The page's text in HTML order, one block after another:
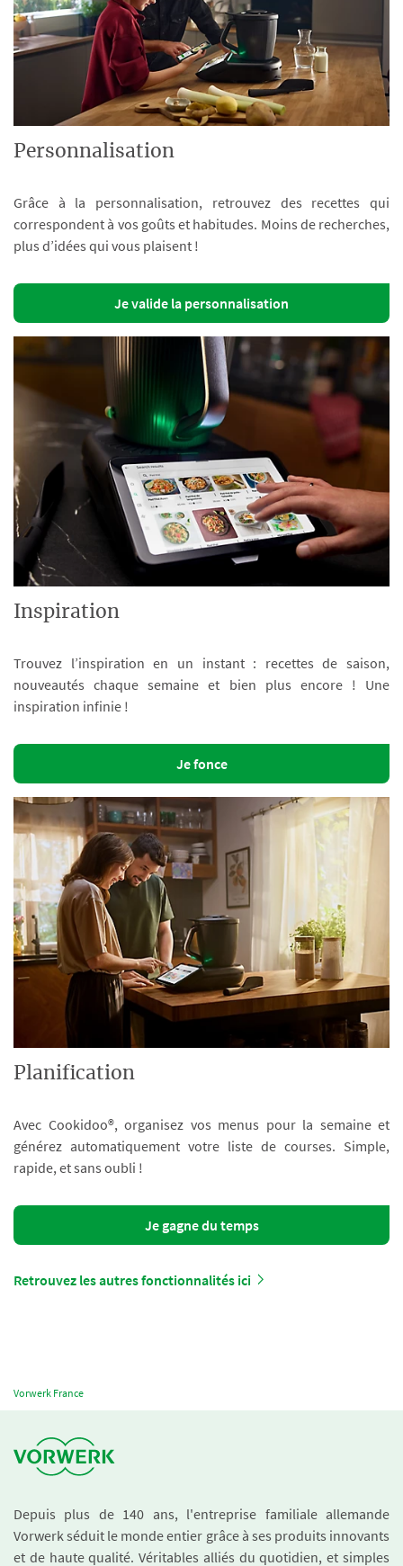
Personnalisation
Grâce à la personnalisation, retrouvez des recettes qui
correspondent à vos goûts et habitudes. Moins de recherches,
plus d’idées qui vous plaisent !
Je valide la personnalisation
Inspiration
Trouvez l’inspiration en un instant : recettes de saison,
nouveautés chaque semaine et bien plus encore ! Une
inspiration infinie !
Je fonce
Planification
Avec Cookidoo®, organisez vos menus pour la semaine et
générez automatiquement votre liste de courses. Simple,
rapide, et sans oubli !
Je gagne du temps
Retrouvez les autres fonctionnalités ici
Vorwerk France
Depuis plus de 140 ans, l'entreprise familiale allemande
Vorwerk séduit le monde entier grâce à ses produits innovants
et de haute qualité. Véritables alliés du quotidien, et simples